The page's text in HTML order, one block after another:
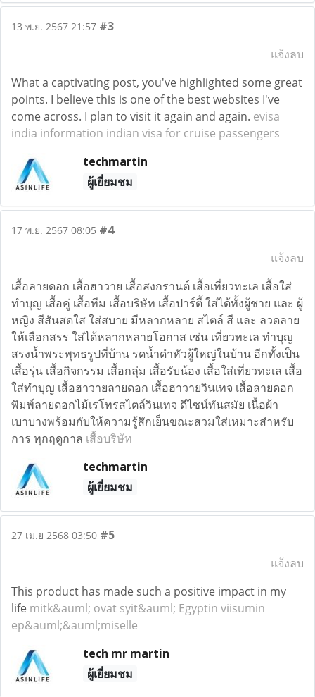
13 พ.ย. 2567 21:57 #3
แจ้งลบ
What a captivating post, you've highlighted some great
points. I believe this is one of the best websites I've
come across. I plan to visit it again and again. evisa
india information indian visa for cruise passengers
techmartin
ผู้เยี่ยมชม
17 พ.ย. 2567 08:05 #4
แจ้งลบ
เสื้อลายดอก เสื้อฮาวาย เสื้อสงกรานต์ เสื้อเที่ยวทะเล เสื้อใส่
ทำบุญ เสื้อคู่ เสื้อทีม เสื้อบริษัท เสื้อปาร์ตี้ ใส่ได้ทั้งผู้ชาย และ ผู้
หญิง สีสันสดใส ใส่สบาย มีหลากหลาย สไตล์ สี และ ลวดลาย
ให้เลือกสรร ใส่ได้หลากหลายโอกาส เช่น เที่ยวทะเล ทำบุญ
สรงน้ำพระพุทธรูปที่บ้าน รดน้ำดำหัวผู้ใหญ่ในบ้าน อีกทั้งเป็น
เสื้อรุ่น เสื้อกิจกรรม เสื้อกลุ่ม เสื้อรับน้อง เสื้อใส่เที่ยวทะเล เสื้อ
ใส่ทำบุญ เสื้อฮาวายลายดอก เสื้อฮาวายวินเทจ เสื้อลายดอก
พิมพ์ลายดอกไม้เรโทรสไตล์วินเทจ ดีไซน์ทันสมัย เนื้อผ้า
เบาบางพร้อมกับให้ความรู้สึกเย็นขณะสวมใส่เหมาะสำหรับ
การ ทุกฤดูกาล เสื้อบริษัท
techmartin
ผู้เยี่ยมชม
27 เม.ย 2568 03:50 #5
แจ้งลบ
This product has made such a positive impact in my
life mitk&auml; ovat syit&auml; Egyptin viisumin
ep&auml;&auml;miselle
tech mr martin
ผู้เยี่ยมชม